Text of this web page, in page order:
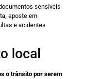
sensíveis
aposte em
e acidentes
local
o trânsito por serem